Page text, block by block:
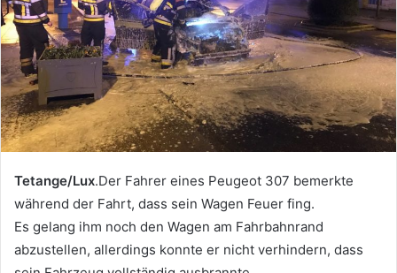
Tetange/Lux.Der Fahrer eines Peugeot 307 bemerkte
während der Fahrt, dass sein Wagen Feuer fing.
Es gelang ihm noch den Wagen am Fahrbahnrand
abzustellen, allerdings konnte er nicht verhindern, dass